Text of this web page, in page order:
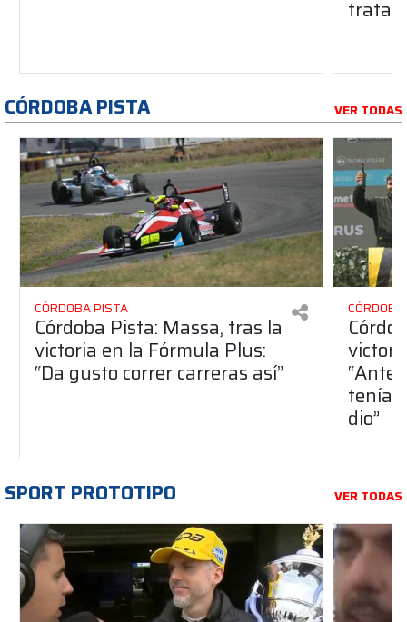
trata?
CÓRDOBA PISTA VER TODAS
CÓRDOBA PISTA
Córdoba Pista: Massa, tras la
victoria en la Fórmula Plus:
“Da gusto correr carreras así”
dio”
SPORT PROTOTIPO VER TODAS